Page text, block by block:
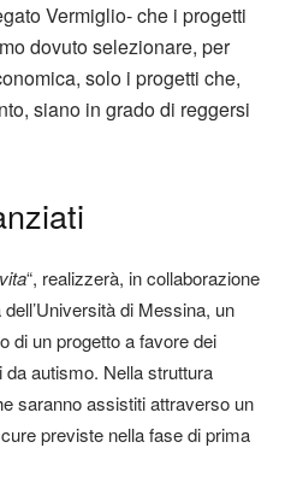
Vermiglio- che i progetti
dovuto selezionare, per
solo i progetti che,
siano in grado di reggersi
“, realizzerà, in collaborazione
di Messina, un
di un progetto a favore dei
autismo. Nella struttura
saranno assistiti attraverso un
previste nella fase di prima